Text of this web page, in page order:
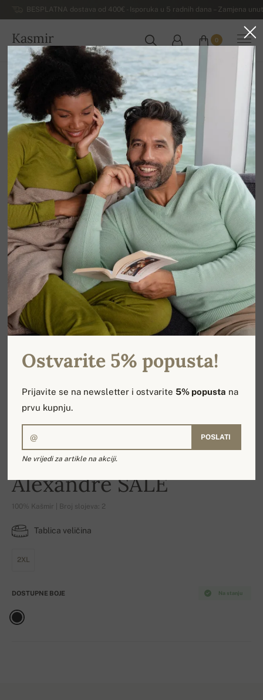
BESPLATNA dostava od 400€ - Isporuka u 5 radnih dana – Zamjena
Kasmir
HRVATSKA
0
Kuća
-16%
Alexandre SALE
100% Kašmir | Broj slojeva: 2
Tablica veličina
2XL
Na stanju
DOSTUPNE BOJE
Ostvarite 5% popusta!
Prijavite se na newsletter i ostvarite5% popusta na
prvu kupnju.
POSLATI
Ne vrijedi za artikle na akciji.